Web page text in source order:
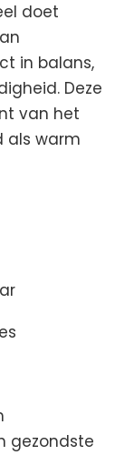
doet
in balans,
Deze
van het
als warm
gezondste